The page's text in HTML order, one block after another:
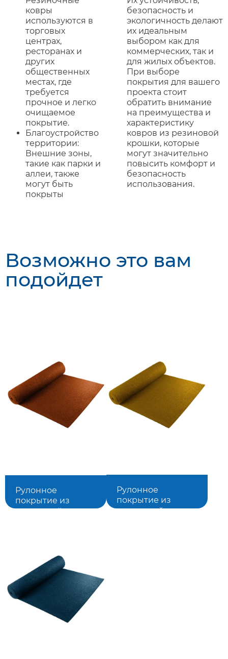
ковры
используются в
торговых
центрах,
ресторанах и
других
общественных
местах, где
требуется
прочное и легко
очищаемое
покрытие.
Благоустройство
территории:
Внешние зоны,
такие как парки и
аллеи, также
могут быть
покрыты
безопасность и
экологичность делают
их идеальным
выбором как для
коммерческих, так и
для жилых объектов.
При выборе
покрытия для вашего
проекта стоит
обратить внимание
на преимущества и
характеристику
ковров из резиновой
крошки, которые
могут значительно
повысить комфорт и
безопасность
использования.
Возможно это вам
подойдет
Рулонное
покрытие из
резиновой
Подробнее
Рулонное
покрытие из
резиновой